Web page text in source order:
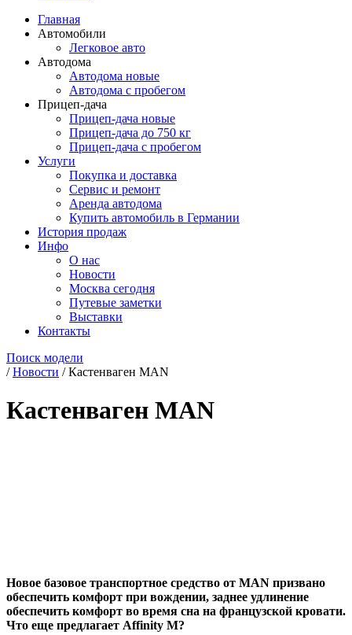
Главная
Автомобили
Легковое авто
Автодома
Автодома новые
Автодома с пробегом
Прицеп-дача
Прицеп-дача новые
Прицеп-дача до 750 кг
Прицеп-дача с пробегом
Услуги
Покупка и доставка
Сервис и ремонт
Аренда автодома
Купить автомобиль в Германии
История продаж
Инфо
О нас
Новости
Москва сегодня
Путевые заметки
Выставки
Контакты
Поиск модели
/Новости /Кастенваген MAN
Кастенваген MAN
Новое базовое транспортное средство от MAN призвано
обеспечить комфорт при вождении, заднее удлинение
обеспечить комфорт во время сна на французской кровати.
Что еще предлагает Affinity M?